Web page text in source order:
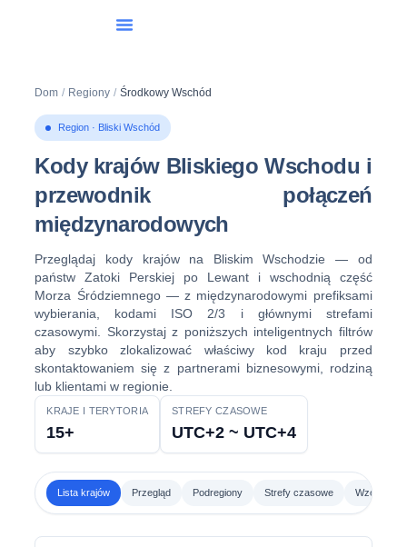
Dom / Regiony / Środkowy Wschód
Region · Bliski Wschód
Kody krajów Bliskiego Wschodu i
przewodnik połączeń
międzynarodowych
Przeglądaj kody krajów na Bliskim Wschodzie — od
państw Zatoki Perskiej po Lewant i wschodnią część
Morza Śródziemnego — z międzynarodowymi prefiksami
wybierania, kodami ISO 2/3 i głównymi strefami
czasowymi. Skorzystaj z poniższych inteligentnych filtrów
aby szybko zlokalizować właściwy kod kraju przed
skontaktowaniem się z partnerami biznesowymi, rodziną
lub klientami w regionie.
KRAJE I TERYTORIA
15+
STREFY CZASOWE
UTC+2 ~ UTC+4
Lista krajów Przegląd Podregiony Strefy czasowe Wzory